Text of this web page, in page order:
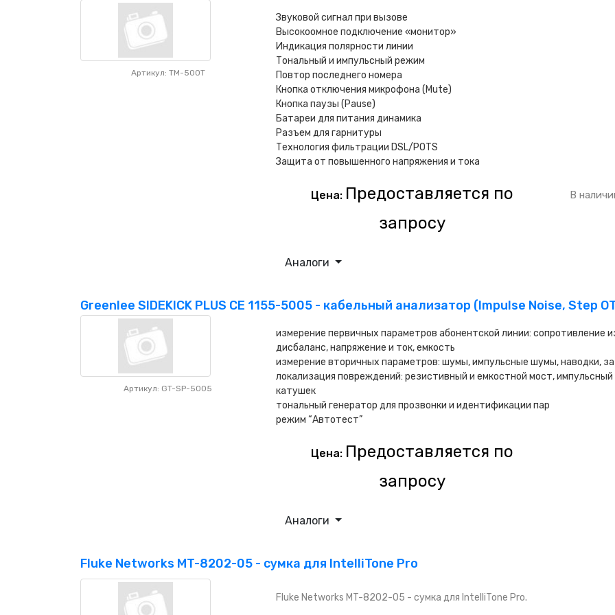
Артикул: TM-500T
Звуковой сигнал при вызове
Высокоомное подключение «монитор»
Индикация полярности линии
Тональный и импульсный режим
Повтор последнего номера
Кнопка отключения микрофона (Mute)
Кнопка паузы (Pause)
Батареи для питания динамика
Разъем для гарнитуры
Технология фильтрации DSL/POTS
Защита от повышенного напряжения и тока
Цена: Предоставляется по
запросу
Аналоги
В
Greenlee SIDEKICK PLUS CE 1155-5005 - кабельный анализатор (Impulse Noise, Step
Артикул: GT-SP-5005
измерение первичных параметров абонентской линии: сопротивление
дисбаланс, напряжение и ток, емкость
измерение вторичных параметров: шумы, импульсные шумы, наводки,
локализация повреждений: резистивный и емкостной мост,
катушек
тональный генератор для прозвонки и идентификации пар
режим “Автотест”
Цена: Предоставляется по
запросу
Аналоги
Fluke Networks MT-8202-05 - сумка для IntelliTone Pro
Fluke Networks MT-8202-05 - сумка для IntelliTone Pro.